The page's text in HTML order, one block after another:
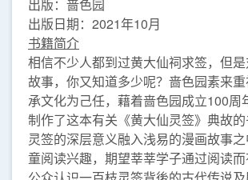
出版：啬色园
出版日期：2021年10月
书籍简介
相信不少人都到过黄大仙祠求签，但
故事，你又知道多少呢？啬色园素来
承文化为己任，藉着啬色园成立100周
制作了这本有关《黄大仙灵签》典故
灵签的深层意义融入浅易的漫画故事
童阅读兴趣，期望莘莘学子通过阅读